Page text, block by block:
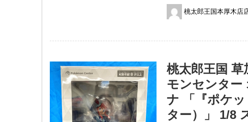
桃太郎王国本厚木店
桃太郎王国
モンセンタ
ナ 「『ポケ
ター）」 1/8